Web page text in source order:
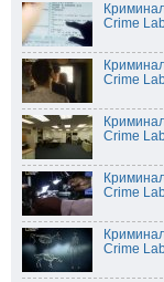
Crime
Crime
Crime
Crime
Crime